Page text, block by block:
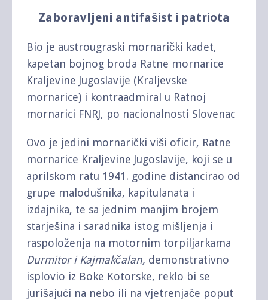
Zaboravljeni antifašist i patriota
Bio je austrougraski mornarički kadet,
kapetan bojnog broda Ratne mornarice
Kraljevine Jugoslavije (Kraljevske
mornarice) i kontraadmiral u Ratnoj
mornarici FNRJ, po nacionalnosti Slovenac
Ovo je jedini mornarički viši oficir, Ratne
mornarice Kraljevine Jugoslavije, koji se u
aprilskom ratu 1941. godine distancirao od
grupe malodušnika, kapitulanata i
izdajnika, te sa jednim manjim brojem
starješina i saradnika istog mišljenja i
raspoloženja na motornim torpiljarkama
Durmitor i Kajmakčalan, demonstrativno
isplovio iz Boke Kotorske, reklo bi se
jurišajući na nebo ili na vjetrenjače poput